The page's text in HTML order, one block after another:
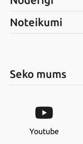
Noteikumi
Seko mums
Youtube